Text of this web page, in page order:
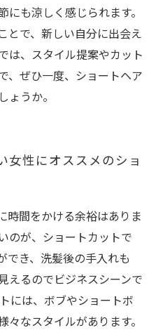
も涼しく感じられます。
とで、新しい自分に出会え
は、スタイル提案やカット
、ぜひ一度、ショートヘア
ょうか。
女性にオススメのショ
時間をかける余裕はありま
のが、ショートカットで
でき、洗髪後の手入れも
えるのでビジネスシーンで
には、ボブやショートボ
なスタイルがあります。